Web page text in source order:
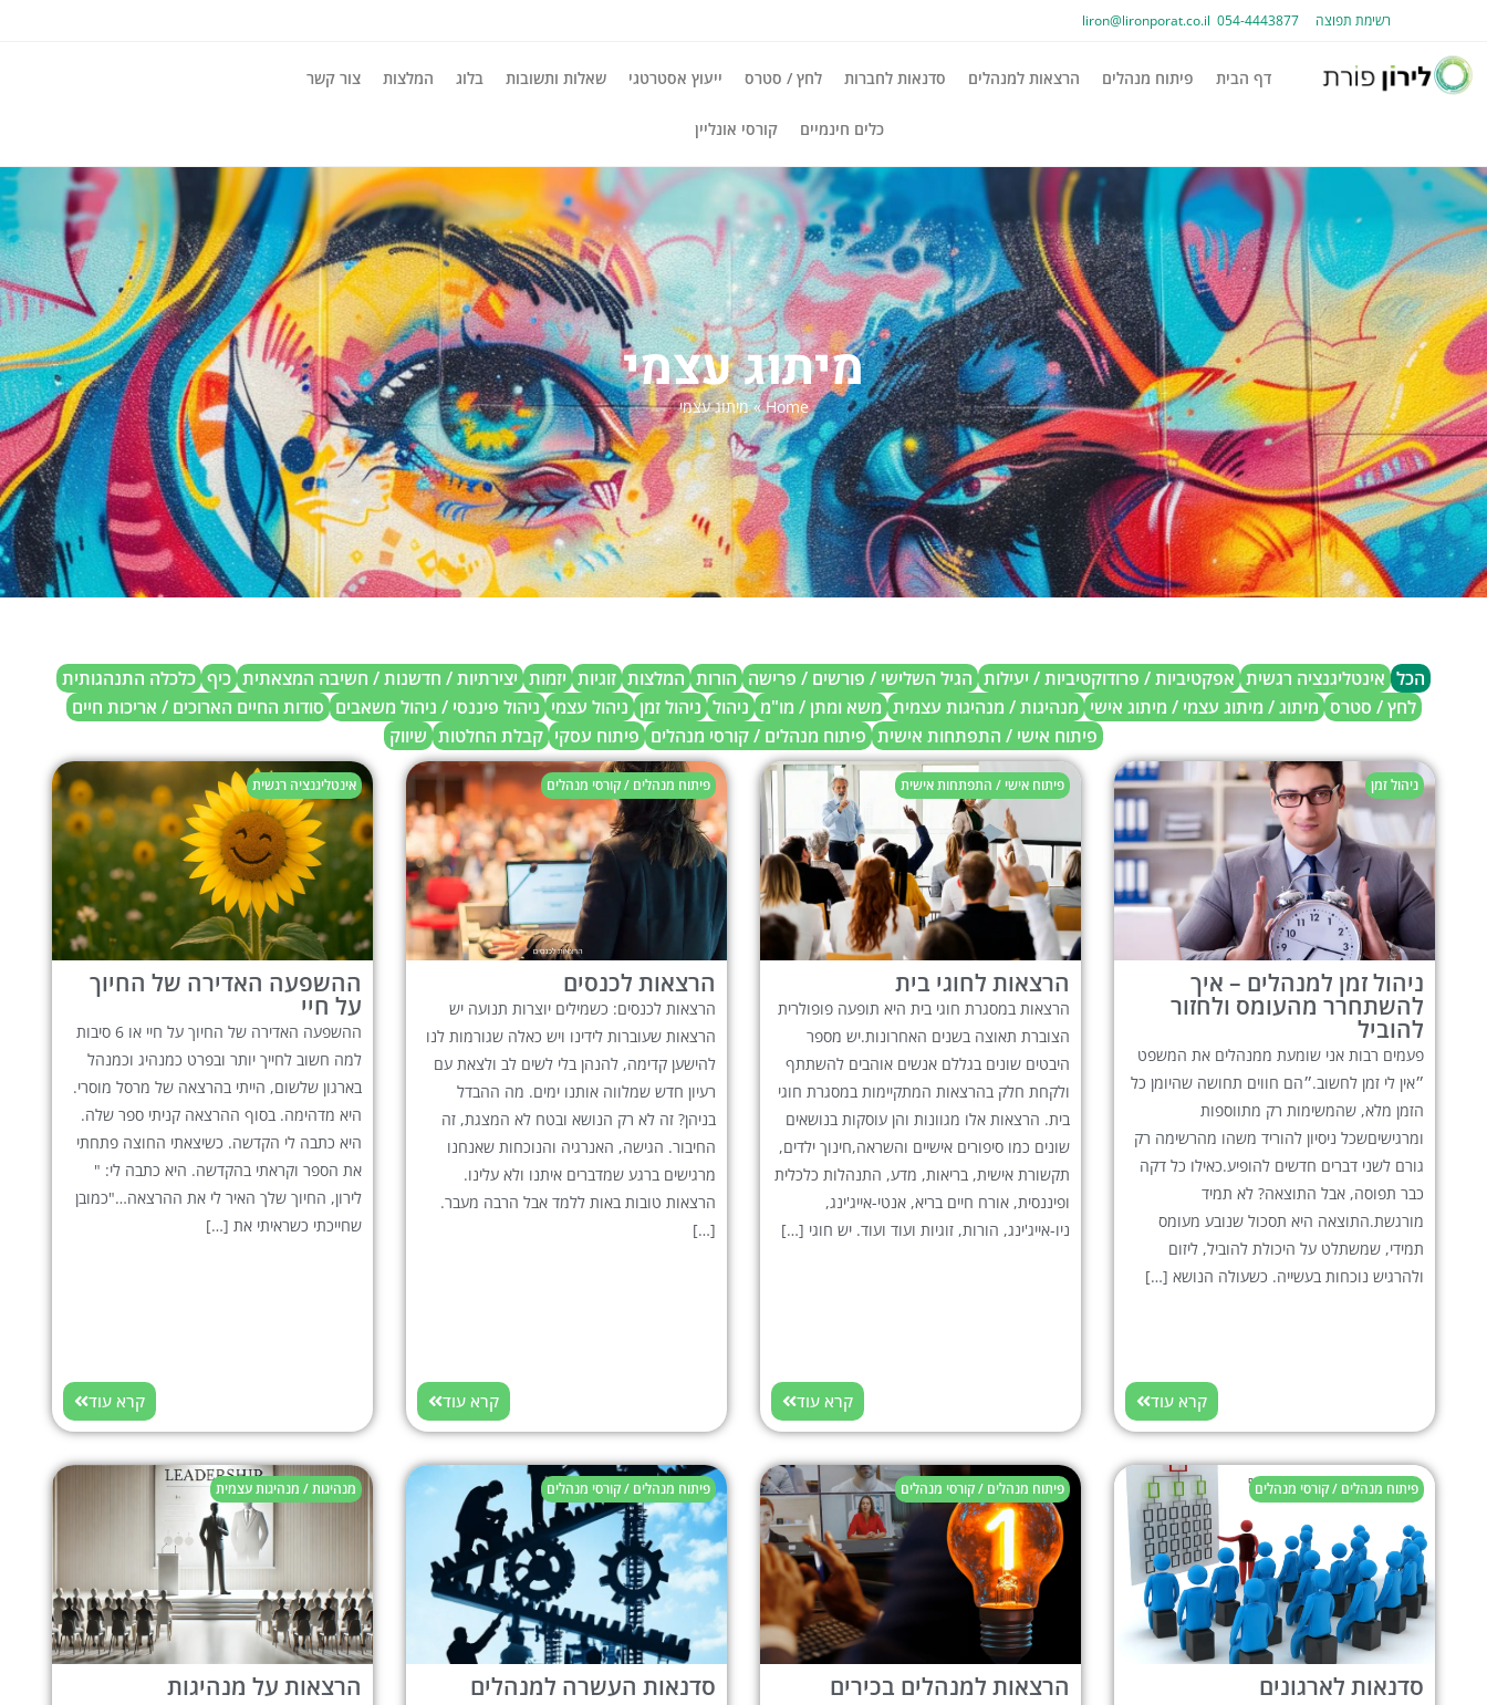
רשימת תפוצה 054-4443877
liron@lironporat.co.il​
דף הבית פיתוח מנהלים הרצאות למנהלים סדנאות לחברות לחץ / סטרס ייעוץ אסטרטגי שאלות ותשובות בלוג המלצות צור קשר
כלים חינמיים קורסי אונליין
מיתוג עצמי
Home
»מיתוג עצמי
אינטליגנציה רגשית אפקטיביות / פרודוקטיביות / יעילות הגיל השלישי / פורשים / פרישה הורות המלצות זוגיות יזמות יצירתיות / חדשנות / חשיבה המצאתית כיף כלכלה התנהגותית
לחץ / סטרס מיתוג / מיתוג עצמי / מיתוג אישי מנהיגות / מנהיגות עצמית משא ומתן / מו"מ ניהול ניהול זמן ניהול עצמי ניהול פיננסי / ניהול משאבים סודות החיים הארוכים / אריכות חיים
פיתוח אישי / התפתחות אישית פיתוח מנהלים / קורסי מנהלים פיתוח עסקי קבלת החלטות שיווק
הכל
ניהול זמן
ניהול זמן למנהלים – איך
להשתחרר מהעומס ולחזור
להוביל
פעמים רבות אני שומעת ממנהלים את המשפט
״אין לי זמן לחשוב.״הם חווים תחושה שהיומן כל
הזמן מלא, שהמשימות רק מתווספות
ומרגישיםשכל ניסיון להוריד משהו מהרשימה רק
גורם לשני דברים חדשים להופיע.כאילו כל דקה
כבר תפוסה, אבל התוצאה? לא תמיד
מורגשת.התוצאה היא תסכול שנובע מעומס
תמידי, שמשתלט על היכולת להוביל, ליזום
ולהרגיש נוכחות בעשייה. כשעולה הנושא […]
קרא עוד
פיתוח אישי / התפתחות אישית
הרצאות לחוגי בית
הרצאות במסגרת חוגי בית היא תופעה פופולרית
הצוברת תאוצה בשנים האחרונות.יש מספר
היבטים שונים בגללם אנשים אוהבים להשתתף
ולקחת חלק בהרצאות המתקיימות במסגרת חוגי
בית. הרצאות אלו מגוונות והן עוסקות בנושאים
שונים כמו סיפורים אישיים והשראה,חינוך ילדים,
תקשורת אישית, בריאות, מדע, התנהלות כלכלית
ופיננסית, אורח חיים בריא, אנטי-אייג'ינג,
ניו-אייג'ינג, הורות, זוגיות ועוד ועוד. יש חוגי […]
קרא עוד
פיתוח מנהלים / קורסי מנהלים
הרצאות לכנסים
הרצאות לכנסים: כשמילים יוצרות תנועה יש
הרצאות שעוברות לידינו ויש כאלה שגורמות לנו
להישען קדימה, להנהן בלי לשים לב ולצאת עם
רעיון חדש שמלווה אותנו ימים. מה ההבדל
בניהן? זה לא רק הנושא ובטח לא המצגת, זה
החיבור. הגישה, האנרגיה והנוכחות שאנחנו
מרגישים ברגע שמדברים איתנו ולא עלינו.
הרצאות טובות באות ללמד אבל הרבה מעבר.
[…]
קרא עוד
אינטליגנציה רגשית
ההשפעה האדירה של החיוך
על חיי
ההשפעה האדירה של החיוך על חיי או 6 סיבות
למה חשוב לחייך יותר ובפרט כמנהיג וכמנהל
בארגון שלשום, הייתי בהרצאה של מרסל מוסרי.
היא מדהימה. בסוף ההרצאה קניתי ספר שלה.
היא כתבה לי הקדשה. כשיצאתי החוצה פתחתי
את הספר וקראתי בהקדשה. היא כתבה לי: "
לירון, החיוך שלך האיר לי את ההרצאה…"כמובן
שחייכתי כשראיתי את […]
קרא עוד
פיתוח מנהלים / קורסי מנהלים
סדנאות לארגונים
פיתוח מנהלים / קורסי מנהלים
הרצאות למנהלים בכירים
פיתוח מנהלים / קורסי מנהלים
סדנאות העשרה למנהלים
מנהיגות / מנהיגות עצמית
הרצאות על מנהיגות